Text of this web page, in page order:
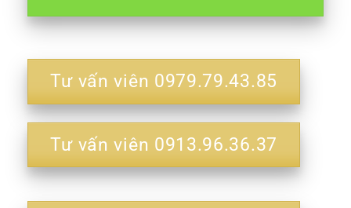
Tư vấn viên 0979.79.43.85
Tư vấn viên 0913.96.36.37